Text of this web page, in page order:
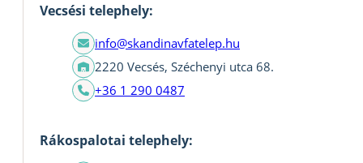
Vecsési telephely:
info@skandinavfatelep.hu
2220 Vecsés, Széchenyi utca 68.
+36 1 290 0487
Rákospalotai telephely: